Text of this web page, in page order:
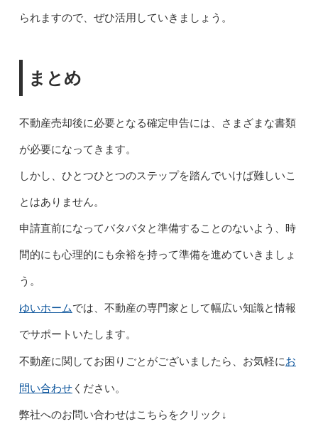
られますので、ぜひ活用していきましょう。
まとめ
不動産売却後に必要となる確定申告には、さまざまな書類
が必要になってきます。
しかし、ひとつひとつのステップを踏んでいけば難しいこ
とはありません。
申請直前になってバタバタと準備することのないよう、時
間的にも心理的にも余裕を持って準備を進めていきましょ
う。
ゆいホームでは、不動産の専門家として幅広い知識と情報
でサポートいたします。
不動産に関してお困りごとがございましたら、お気軽にお
問い合わせください。
弊社へのお問い合わせはこちらをクリック↓